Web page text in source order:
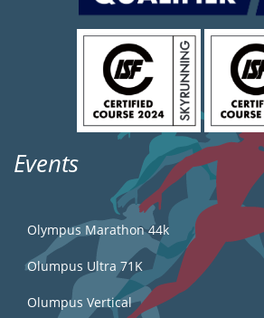
Events
Olympus Marathon 44k
Olumpus Ultra 71K
Olumpus Vertical